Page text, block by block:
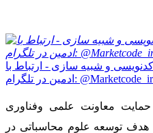
و شبیه سازی - ارتباط با
ادمین در تلگرام: @Marketcode_ir
حمایت معاونت علمی وفناوری
جمهوری در سال 1392 با هدف توسعه علوم محاسباتی در